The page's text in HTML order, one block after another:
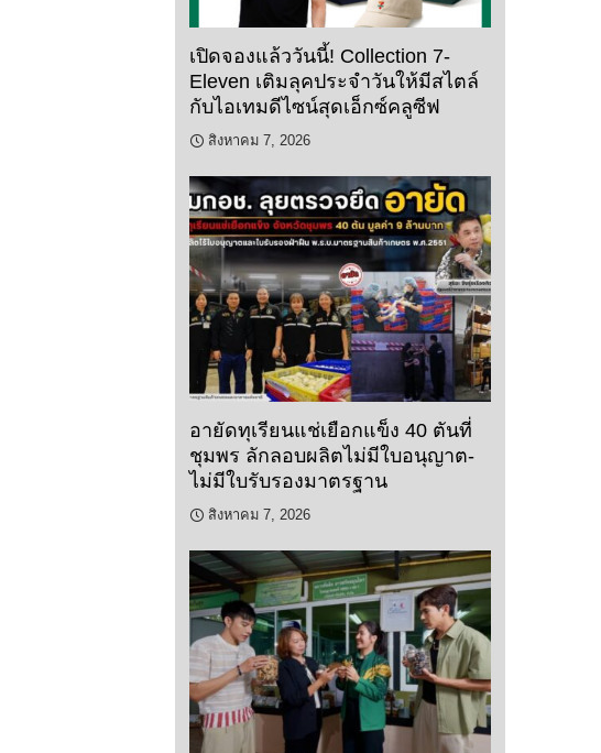
เปิดจองแล้ววันนี้! Collection 7-
Eleven เติมลุคประจำวันให้มีสไตล์
กับไอเทมดีไซน์สุดเอ็กซ์คลูซีฟ
สิงหาคม 7, 2026
อายัดทุเรียนแช่เยือกแข็ง 40 ตันที่
ชุมพร ลักลอบผลิตไม่มีใบอนุญาต-
ไม่มีใบรับรองมาตรฐาน
สิงหาคม 7, 2026